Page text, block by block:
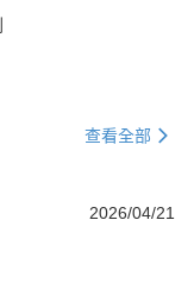
查看全部
2026/04/21